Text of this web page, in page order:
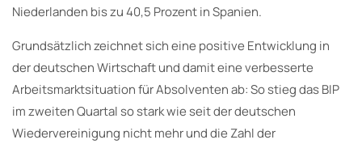
Niederlanden bis zu 40,5 Prozent in Spanien.
Grundsätzlich zeichnet sich eine positive Entwicklung in
der deutschen Wirtschaft und damit eine verbesserte
Arbeitsmarktsituation für Absolventen ab: So stieg das BIP
im zweiten Quartal so stark wie seit der deutschen
Wiedervereinigung nicht mehr und die Zahl der